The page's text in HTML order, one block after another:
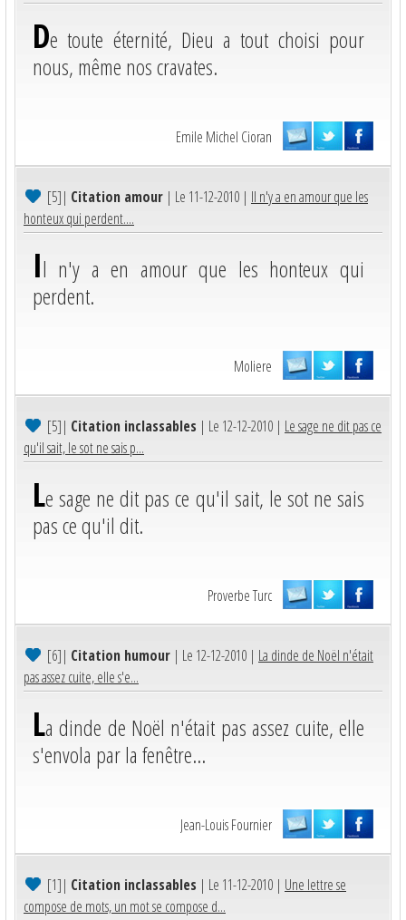
De toute éternité, Dieu a tout choisi pour
nous, même nos cravates.
Emile Michel Cioran
[5]| Citation amour | Le 11-12-2010 | Il n'y a en amour que les
honteux qui perdent....
Il n'y a en amour que les honteux qui
perdent.
Moliere
[5]| Citation inclassables | Le 12-12-2010 | Le sage ne dit pas ce
qu'il sait, le sot ne sais p...
Le sage ne dit pas ce qu'il sait, le sot ne sais
pas ce qu'il dit.
Proverbe Turc
[6]| Citation humour | Le 12-12-2010 | La dinde de Noël n'était
pas assez cuite, elle s'e...
La dinde de Noël n'était pas assez cuite, elle
s'envola par la fenêtre...
Jean-Louis Fournier
[1]| Citation inclassables | Le 11-12-2010 | Une lettre se
compose de mots, un mot se compose d...